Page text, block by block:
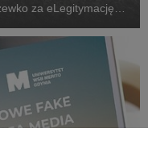
za eLegitymację”,